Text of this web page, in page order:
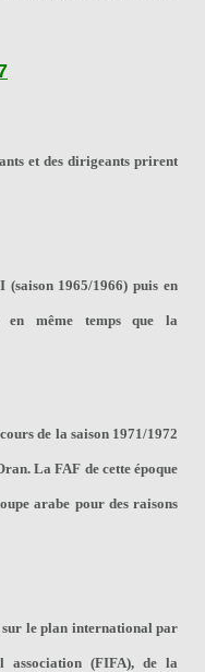
et des dirigeants prirent
1965/1966) puis en
en même temps que la
de la saison 1971/1972
La FAF de cette époque
arabe pour des raisons
sur le plan international par
association (FIFA), de la